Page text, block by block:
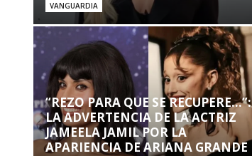
VANGUARDIA
“REZO PARA QUE SE RECUPERE…”:
LA ADVERTENCIA DE LA ACTRIZ
JAMEELA JAMIL POR LA
APARIENCIA DE ARIANA GRANDE